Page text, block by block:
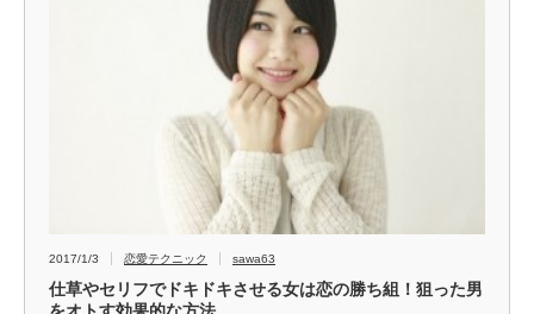
2017/1/3 恋愛テクニック sawa63
仕草やセリフでドキドキさせる女は恋の勝ち組！狙った男